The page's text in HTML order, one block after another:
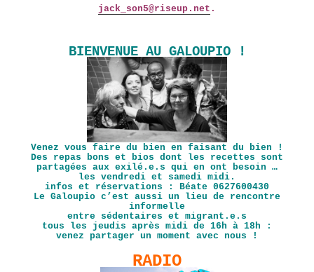
jack_son5@riseup.net .
BIENVENUE AU GALOUPIO !
Venez vous faire du bien en faisant du bien !
Des repas bons et bios dont les recettes sont
partagées aux exilé.e.s qui en ont besoin …
les vendredi et samedi midi.
infos et réservations : Béate 0627600430
Le Galoupio c’est aussi un lieu de rencontre
informelle
entre sédentaires et migrant.e.s
tous les jeudis après midi de 16h à 18h :
venez partager un moment avec nous !
RADIO